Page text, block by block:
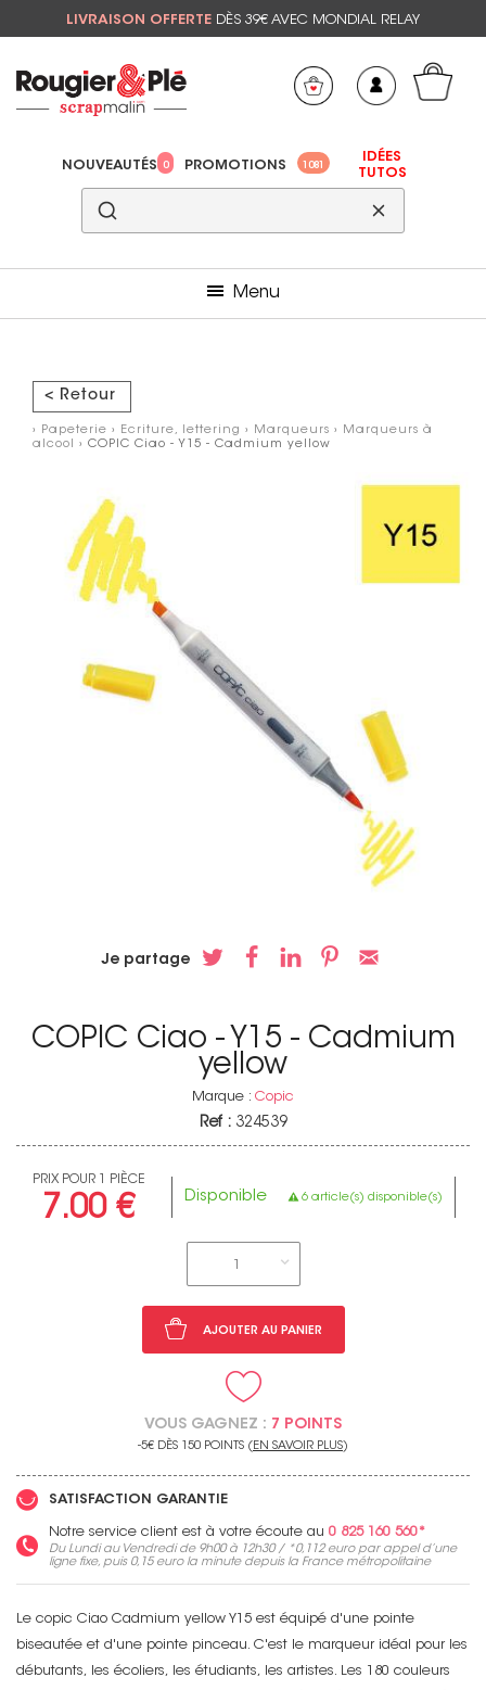
LIVRAISON OFFERTE DÈS 39€ AVEC MONDIAL RELAY
NOUVEAUTÉS 0 PROMOTIONS 1081
IDÉES
TUTOS
Menu
< Retour
› Papeterie › Ecriture, lettering › Marqueurs › Marqueurs à
alcool › COPIC Ciao - Y15 - Cadmium yellow
Je partage
COPIC Ciao - Y15 - Cadmium
yellow
Marque : Copic
Ref : 324539
PRIX POUR 1 PIÈCE
7.00 € Disponible 6 article(s) disponible(s)
AJOUTER AU PANIER
VOUS GAGNEZ : 7 POINTS
-5€ DÈS 150 POINTS ( EN SAVOIR PLUS)
SATISFACTION GARANTIE
Notre service client est à votre écoute au 0 825 160 560*
Du Lundi au Vendredi de 9h00 à 12h30 / *0,112 europar appel d’une
ligne fixe, puis 0,15 eurola minute depuis la France métropolitaine
Le copic Ciao Cadmium yellow Y15 est équipé d'une pointe
biseautée et d'une pointe pinceau. C'est le marqueur idéal pour les
débutants, les écoliers, les étudiants, les artistes. Les 180 couleurs